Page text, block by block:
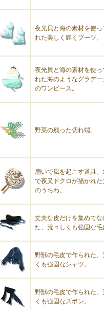
夜光貝と海の素材を使っ
れた美しく輝くブーツ。
夜光貝と海の素材を使っ
れた海のようなグラデー
のワンピース。
野菜の残った切れ端。
扇いで風を起こす道具。
で夜叉ドクロが描かれた
のうちわ。
丈夫な皮だけを集めてな
た、荒々しくも強固な毛
野獣の毛皮で作られた、
くも強固なシャツ。
野獣の毛皮で作られた、
くも強固なズボン。